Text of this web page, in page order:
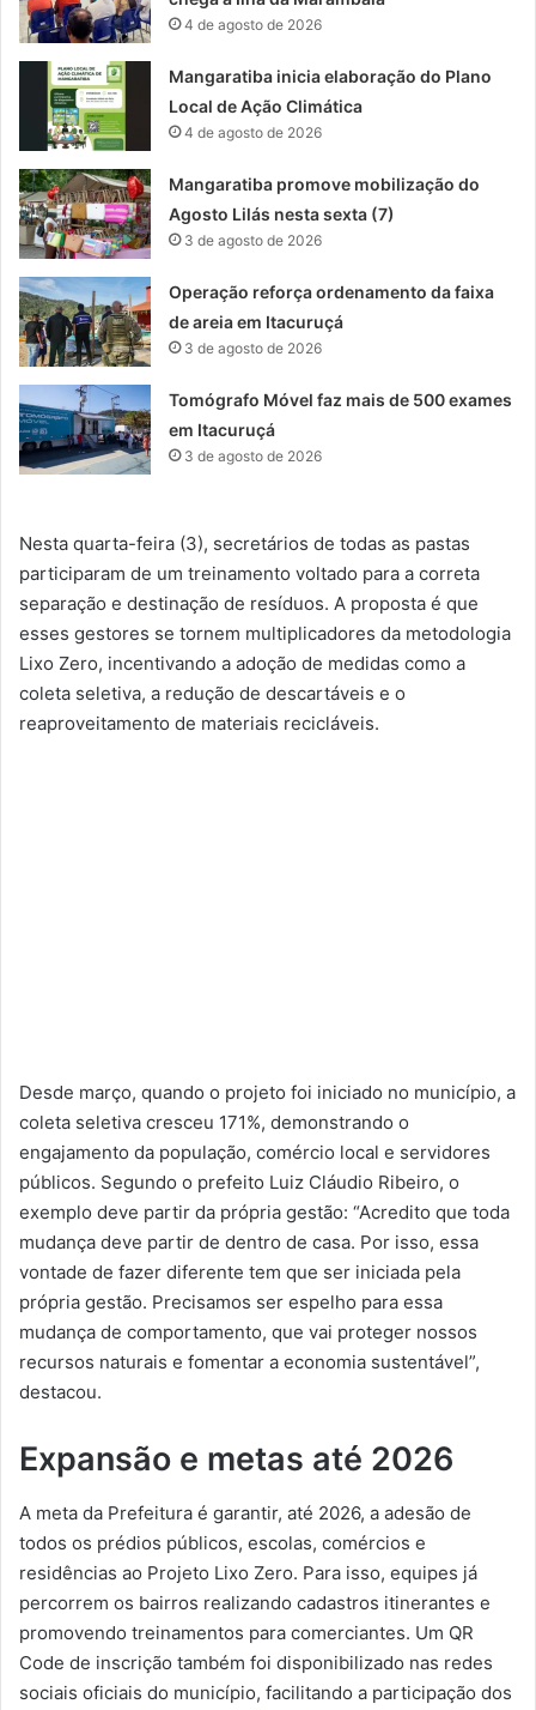
4 de agosto de 2026
Mangaratiba inicia elaboração do Plano
Local de Ação Climática
4 de agosto de 2026
Mangaratiba promove mobilização do
Agosto Lilás nesta sexta (7)
3 de agosto de 2026
Operação reforça ordenamento da faixa
de areia em Itacuruçá
3 de agosto de 2026
Tomógrafo Móvel faz mais de 500 exames
em Itacuruçá
3 de agosto de 2026
Nesta quarta-feira (3), secretários de todas as pastas
participaram de um treinamento voltado para a correta
separação e destinação de resíduos. A proposta é que
esses gestores se tornem multiplicadores da metodologia
Lixo Zero, incentivando a adoção de medidas como a
coleta seletiva, a redução de descartáveis e o
reaproveitamento de materiais recicláveis.
Desde março, quando o projeto foi iniciado no município, a
coleta seletiva cresceu 171%, demonstrando o
engajamento da população, comércio local e servidores
públicos. Segundo o prefeito Luiz Cláudio Ribeiro, o
exemplo deve partir da própria gestão: “Acredito que toda
mudança deve partir de dentro de casa. Por isso, essa
vontade de fazer diferente tem que ser iniciada pela
própria gestão. Precisamos ser espelho para essa
mudança de comportamento, que vai proteger nossos
recursos naturais e fomentar a economia sustentável”,
destacou.
Expansão e metas até 2026
A meta da Prefeitura é garantir, até 2026, a adesão de
todos os prédios públicos, escolas, comércios e
residências ao Projeto Lixo Zero. Para isso, equipes já
percorrem os bairros realizando cadastros itinerantes e
promovendo treinamentos para comerciantes. Um QR
Code de inscrição também foi disponibilizado nas redes
sociais oficiais do município, facilitando a participação dos